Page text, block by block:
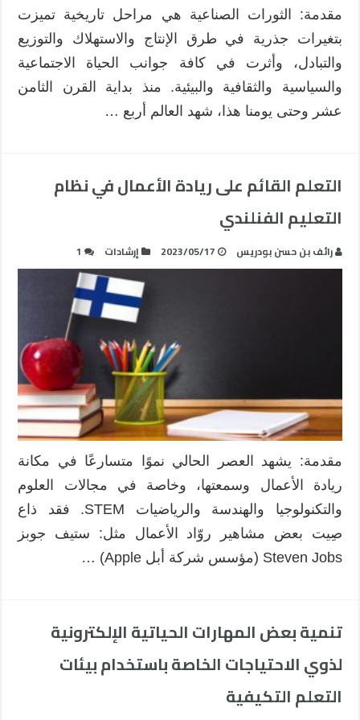
مقدمة: الثورات الصناعية هي مراحل تاريخية تميزت
بتغيرات جذرية في طرق الإنتاج والاستهلاك والتوزيع
والتبادل، وأثرت في كافة جوانب الحياة الاجتماعية
والسياسية والثقافية والبيئية. منذ بداية القرن الثامن
عشر وحتى يومنا هذا، شهد العالم أربع …
التعلم القائم على ريادة الأعمال في نظام
التعليم الفنلندي
رائف بن حسن بودريس 2023/05/17 إرشادات 1
مقدمة: يشهد العصر الحالي نموًا متسارعًا في مكانة
ريادة الأعمال وسمعتها، وخاصة في مجالات العلوم
والتكنولوجيا والهندسة والرياضيات STEM. فقد ذاع
صِيت بعض مشاهير روّاد الأعمال مثل: ستيف جوبز
Steven Jobs (مؤسس شركة أبل Apple) …
تنمية بعض المهارات الحياتية الإلكترونية
لذوي الاحتياجات الخاصة باستخدام بيئات
التعلم التكيفية